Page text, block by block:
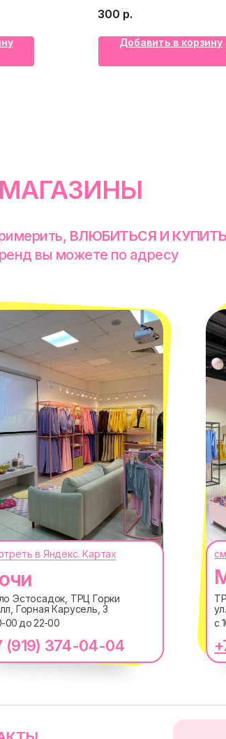
300 р.
Добавить в корзину
МАГАЗИНЫ
ВЛЮБИТЬСЯ И
вы можете по адресу
Эстосадок, ТРЦ Горки
Горная Карусель, 3
(919) 374-04-04
00 до 22-00
в Яндекс. Картах
с
Нажимая "Подписаться", вы
данныхиСогласием на
СЕКРЕТНЫЕ
МЕРОПРИЯТИЯ И
000+ подписчиков